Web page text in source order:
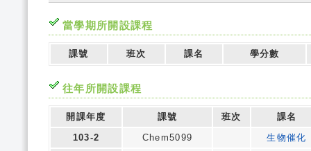
當學期所開設課程
課號 班次 課名 學分數
往年所開設課程
開課年度 課號 班次
課名
103-2
Chem5099
生物催化